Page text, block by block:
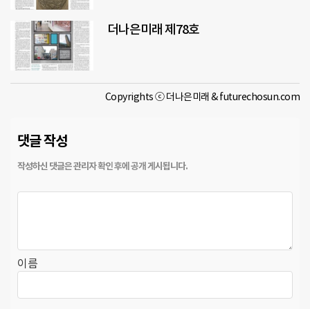
더나은미래 제78호
Copyrights ⓒ 더나은미래 & futurechosun.com
댓글 작성
이름